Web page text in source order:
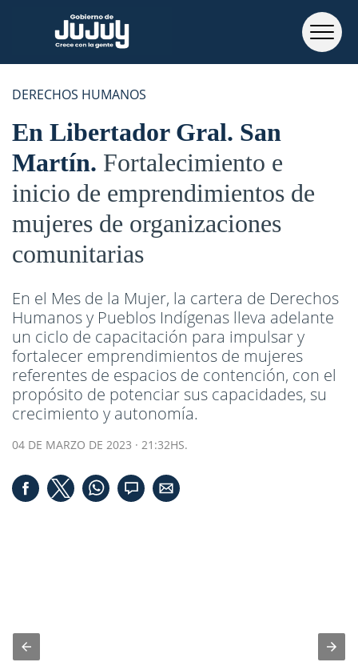
DERECHOS HUMANOS
En Libertador Gral. San
Martín Fortalecimiento e
inicio de emprendimientos de
mujeres de organizaciones
comunitarias
En el Mes de la Mujer, la cartera de Derechos
Humanos y Pueblos Indígenas lleva adelante
un ciclo de capacitación para impulsar y
fortalecer emprendimientos de mujeres
referentes de espacios de contención, con el
propósito de potenciar sus capacidades, su
crecimiento y autonomía.
04 DE MARZO DE 2023 · 21:32HS.